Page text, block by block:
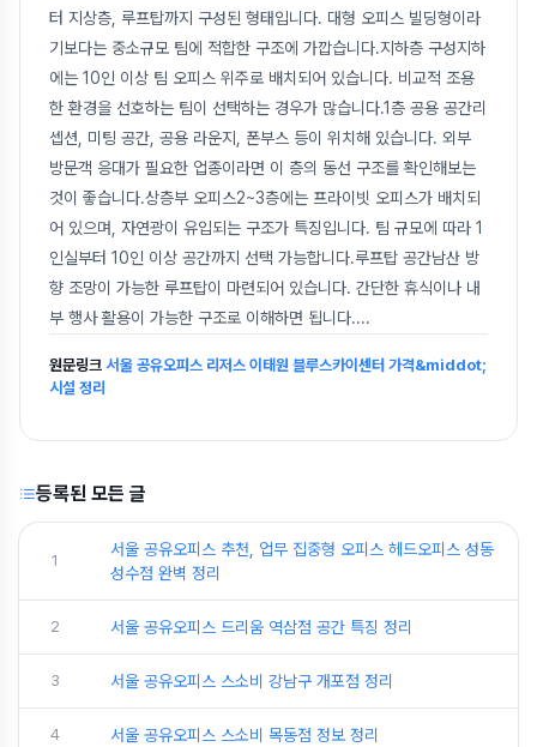
터 지상층, 루프탑까지 구성된 형태입니다. 대형 오피스 빌딩형이라
기보다는 중소규모 팀에 적합한 구조에 가깝습니다.지하층 구성지하
에는 10인 이상 팀 오피스 위주로 배치되어 있습니다. 비교적 조용
한 환경을 선호하는 팀이 선택하는 경우가 많습니다.1층 공용 공간리
셉션, 미팅 공간, 공용 라운지, 폰부스 등이 위치해 있습니다. 외부
방문객 응대가 필요한 업종이라면 이 층의 동선 구조를 확인해보는
것이 좋습니다.상층부 오피스2~3층에는 프라이빗 오피스가 배치되
어 있으며, 자연광이 유입되는 구조가 특징입니다. 팀 규모에 따라 1
인실부터 10인 이상 공간까지 선택 가능합니다.루프탑 공간남산 방
향 조망이 가능한 루프탑이 마련되어 있습니다. 간단한 휴식이나 내
부 행사 활용이 가능한 구조로 이해하면 됩니다....
원문링크 서울 공유오피스 리저스 이태원 블루스카이센터 가격&middot;
시설 정리
등록된 모든 글
1
서울 공유오피스 추천, 업무 집중형 오피스 헤드오피스 성동
성수점 완벽 정리
2 서울 공유오피스 드리움 역삼점 공간 특징 정리
3 서울 공유오피스 스소비 강남구 개포점 정리
4 서울 공유오피스 스소비 목동점 정보 정리